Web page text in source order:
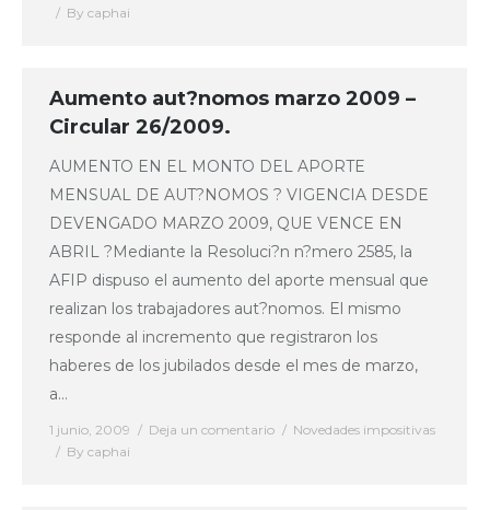
By caphai
Aumento aut?nomos marzo 2009 –
Circular 26/2009.
AUMENTO EN EL MONTO DEL APORTE
MENSUAL DE AUT?NOMOS ? VIGENCIA DESDE
DEVENGADO MARZO 2009, QUE VENCE EN
ABRIL ?Mediante la Resoluci?n n?mero 2585, la
AFIP dispuso el aumento del aporte mensual que
realizan los trabajadores aut?nomos. El mismo
responde al incremento que registraron los
haberes de los jubilados desde el mes de marzo,
a…
1 junio, 2009 Deja un comentario
Novedades impositivas
By caphai